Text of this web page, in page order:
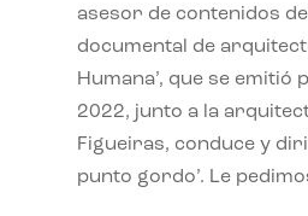
asesor de contenidos
documental de
Humana’, que se emitió
2022, junto a la
Figueiras, conduce y
punto gordo’. Le